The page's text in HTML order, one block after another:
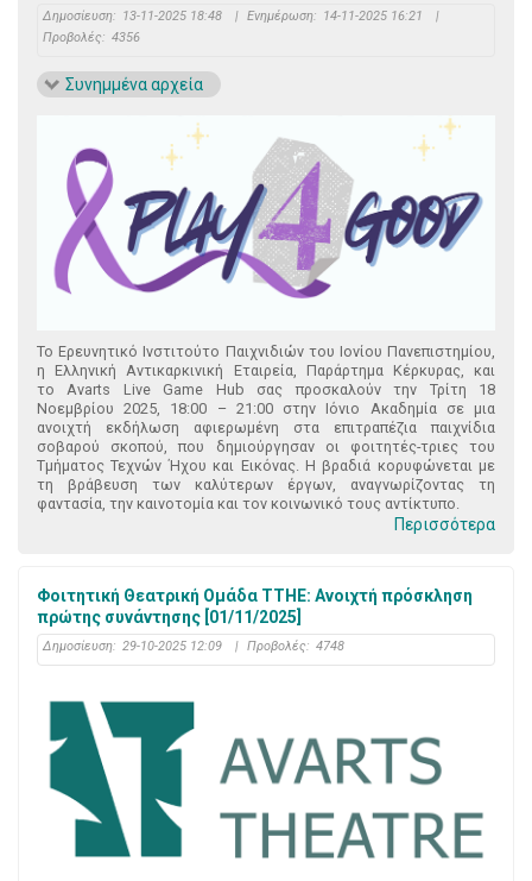
Δημοσίευση: 13-11-2025 18:48 | Ενημέρωση: 14-11-2025 16:21
|
Προβολές: 4356
Συνημμένα αρχεία
Το Ερευνητικό Ινστιτούτο Παιχνιδιών του Ιονίου Πανεπιστημίου,
η Ελληνική Αντικαρκινική Εταιρεία, Παράρτημα Κέρκυρας, και
το Avarts Live Game Hub σας προσκαλούν την Τρίτη 18
Νοεμβρίου 2025, 18:00 – 21:00 στην Ιόνιο Ακαδημία σε μια
ανοιχτή εκδήλωση αφιερωμένη στα επιτραπέζια παιχνίδια
σοβαρού σκοπού, που δημιούργησαν οι φοιτητές-τριες του
Τμήματος Τεχνών Ήχου και Εικόνας. Η βραδιά κορυφώνεται με
τη βράβευση των καλύτερων έργων, αναγνωρίζοντας τη
φαντασία, την καινοτομία και τον κοινωνικό τους αντίκτυπο.
Περισσότερα
Φοιτητική Θεατρική Ομάδα ΤΤΗΕ: Ανοιχτή πρόσκληση
πρώτης συνάντησης [01/11/2025]
Δημοσίευση: 29-10-2025 12:09 | Προβολές: 4748